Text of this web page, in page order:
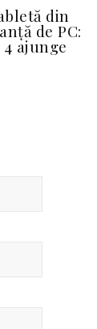
din
de PC:
4 ajunge